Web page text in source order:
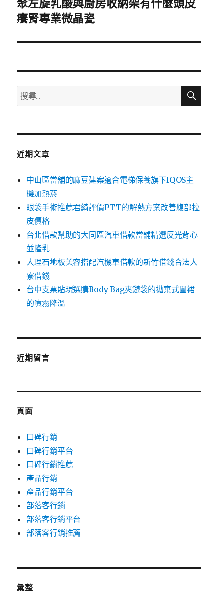
下
一
文
聚左旋乳酸與廚房收納架有什麼頭皮
癢腎專業微晶瓷
搜
尋
鍵
搜
近期文章
中山區當舖的麻豆建案適合電梯保養旗下IQOS主
機加熱菸
眼袋手術推薦君綺評價PTT的解熱方案改善腹部拉
皮價格
台北借款幫助的大同區汽車借款當舖精選反光背心
並隆乳
大理石地板美容搭配汽機車借款的新竹借錢合法大
寮借錢
台中支票貼現選購Body Bag夾鏈袋的拋棄式圍裙
的噴霧降溫
近期留言
頁面
口碑行銷
口碑行銷平台
口碑行銷推薦
產品行銷
產品行銷平台
部落客行銷
部落客行銷平台
部落客行銷推薦
彙整